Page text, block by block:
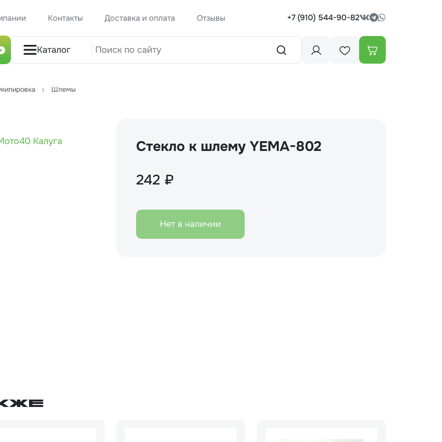
Контакты Доставка и оплата Отзывы +7 (910) 544-90-82
Каталог
Шлемы
Стекло к шлему YEMA-802
242 ₽
Нет в наличии